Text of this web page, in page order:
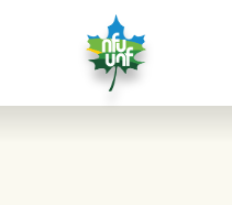
Aller au contenu